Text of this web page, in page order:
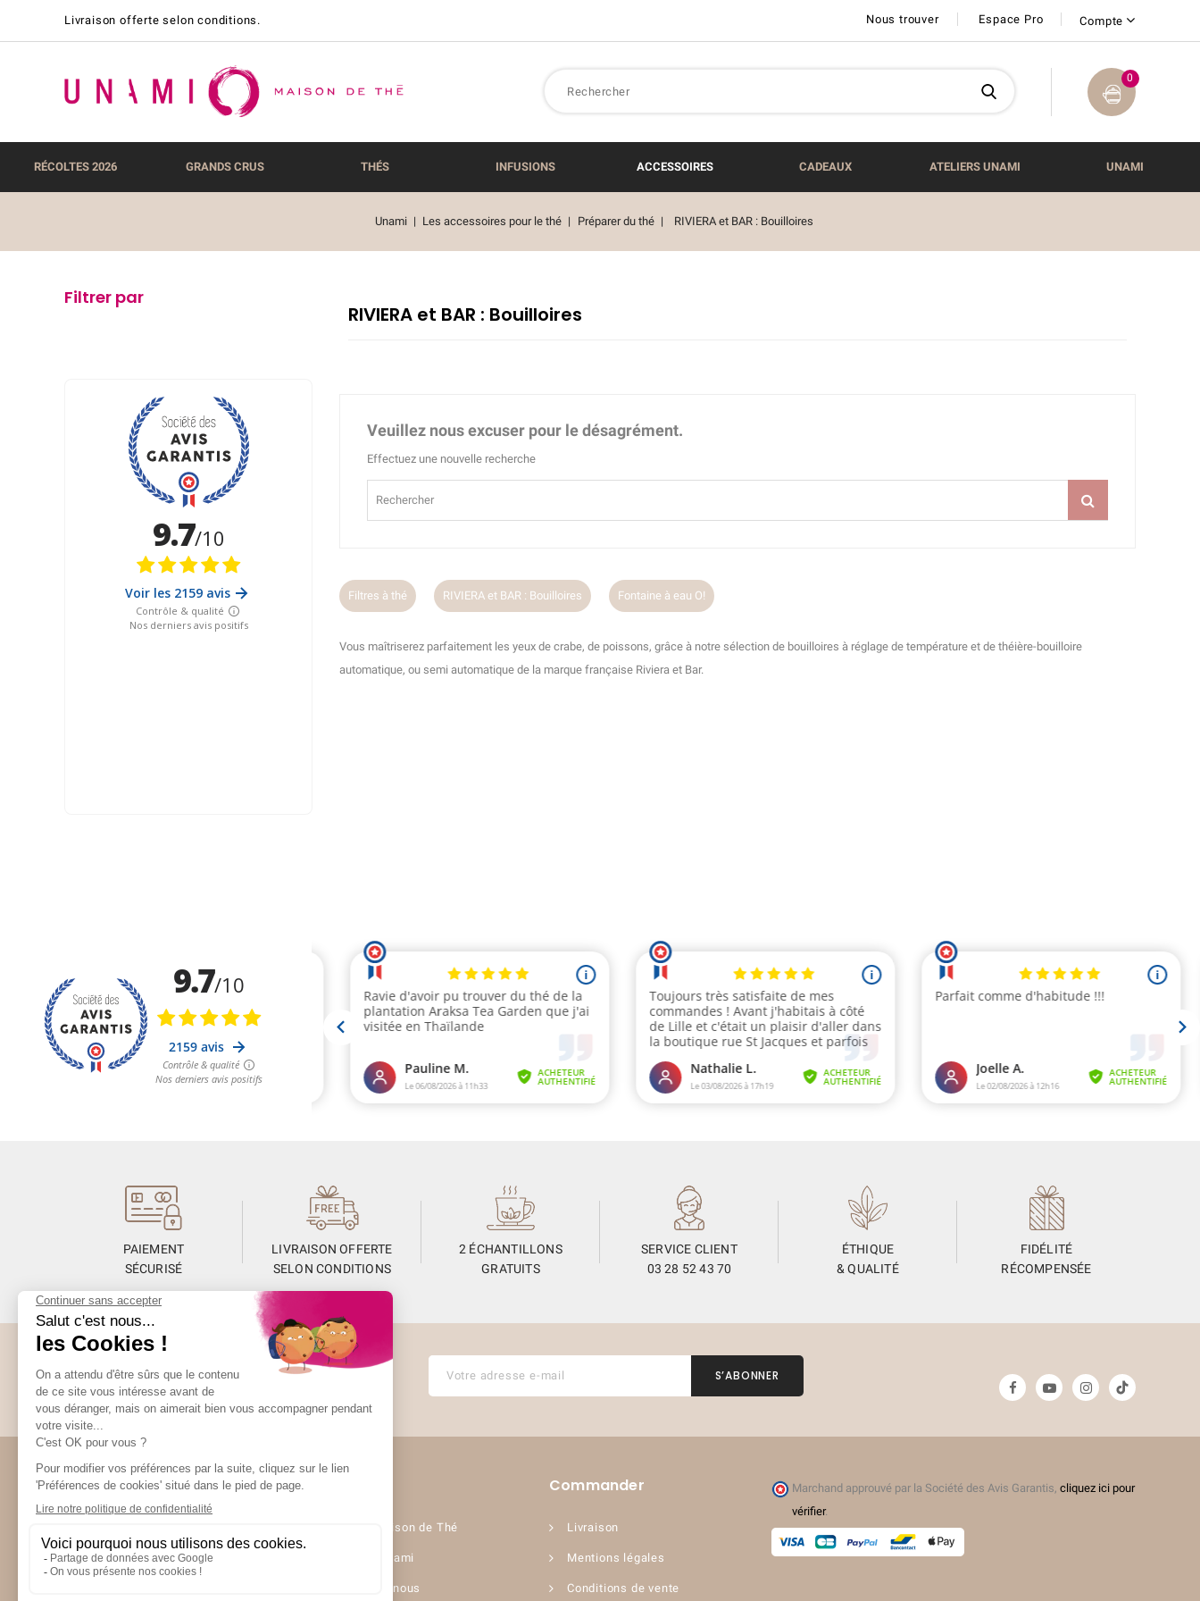
Livraison offerte selon conditions. Nous trouver Espace Pro Compte
0
RÉCOLTES 2026 GRANDS CRUS THÉS INFUSIONS ACCESSOIRES CADEAUX ATELIERS UNAMI UNAMI
Unami Les accessoires pour le thé Préparer du thé RIVIERA et BAR : Bouilloires
Filtrer par
RIVIERA et BAR : Bouilloires
Veuillez nous excuser pour le désagrément.
Effectuez une nouvelle recherche
Filtres à thé RIVIERA et BAR : Bouilloires Fontaine à eau O!
Vous maîtriserez parfaitement les yeux de crabe, de poissons, grâce à notre sélection de bouilloires à réglage de température et de théière-bouilloire
automatique, ou semi automatique de la marque française Riviera et Bar.
PAIEMENT
SÉCURISÉ
LIVRAISON OFFERTE
SELON CONDITIONS
2 ÉCHANTILLONS
GRATUITS
SERVICE CLIENT
03 28 52 43 70
ÉTHIQUE
& QUALITÉ
FIDÉLITÉ
RÉCOMPENSÉE
Abonnez-vous à la Newsletter
Restez informés de toute l’actualité Unami
UNAMI Maison de Thé
Ateliers Unami
Contactez-nous
Commander
Livraison
Mentions légales
Conditions de vente
Marchand approuvé par la Société des Avis Garantis, cliquez ici pour
vérifier.